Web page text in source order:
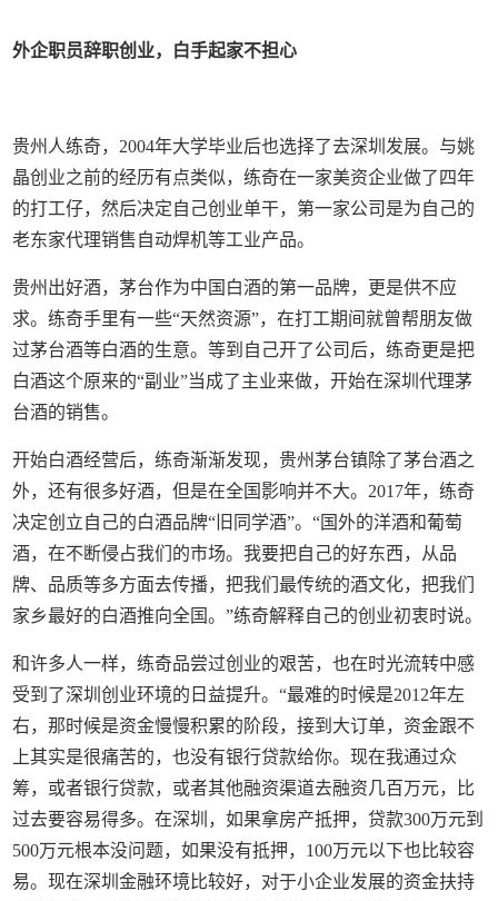
外企职员辞职创业， 白手起家不担心
贵州人练奇，2004年大学毕业后也选择了去深圳发展。与姚
晶创业之前的经历有点类似，练奇在一家美资企业做了四年
的打工仔，然后决定自己创业单干，第一家公司是为自己的
老东家代理销售自动焊机等工业产品。
贵州出好酒，茅台作为中国白酒的第一品牌，更是供不应
求。练奇手里有一些“天然资源”，在打工期间就曾帮朋友做
过茅台酒等白酒的生意。等到自己开了公司后，练奇更是把
白酒这个原来的“副业”当成了主业来做，开始在深圳代理茅
台酒的销售。
开始白酒经营后，练奇渐渐发现，贵州茅台镇除了茅台酒之
外，还有很多好酒，但是在全国影响并不大。2017年，练奇
决定创立自己的白酒品牌“旧同学酒”。“国外的洋酒和葡萄
酒，在不断侵占我们的市场。我要把自己的好东西，从品
牌、品质等多方面去传播，把我们最传统的酒文化，把我们
家乡最好的白酒推向全国。”练奇解释自己的创业初衷时说。
和许多人一样，练奇品尝过创业的艰苦，也在时光流转中感
受到了深圳创业环境的日益提升。“最难的时候是2012年左
右，那时候是资金慢慢积累的阶段，接到大订单，资金跟不
上其实是很痛苦的，也没有银行贷款给你。现在我通过众
筹，或者银行贷款，或者其他融资渠道去融资几百万元，比
过去要容易得多。在深圳，如果拿房产抵押，贷款300万元到
500万元根本没问题，如果没有抵押，100万元以下也比较容
易。现在深圳金融环境比较好，对于小企业发展的资金扶持